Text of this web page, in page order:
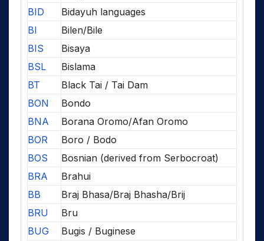
BID
Bidayuh languages
BI
Bilen/Bile
BIS
Bisaya
BSL
Bislama
BT
Black Tai / Tai Dam
BON
Bondo
BNA
Borana Oromo/Afan Oromo
BOR
Boro / Bodo
BOS
Bosnian (derived from Serbocroat)
BRA
Brahui
BB
Braj Bhasa/Braj Bhasha/Brij
BRU
Bru
BUG
Bugis / Buginese